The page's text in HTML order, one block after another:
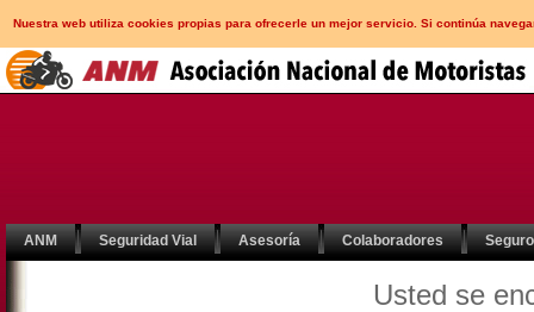
Nuestra web utiliza cookies propias para ofrecerle un mejor servicio. Si continúa
ANM Seguridad Vial Asesoría Colaboradores
Usted se